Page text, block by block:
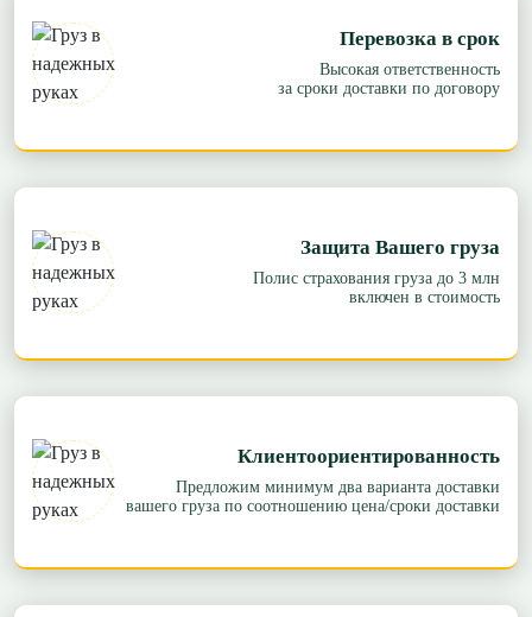
Перевозка в срок
Высокая ответственность
за сроки доставки по договору
Защита Вашего груза
Полис страхования груза до 3 млн
включен в стоимость
Клиентоориентированность
Предложим минимум два варианта доставки
вашего груза по соотношению цена/сроки доставки